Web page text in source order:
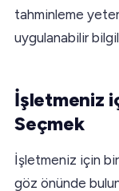
tahminleme
uygulanabilir
İşletmeniz
Seçmek
İşletmeniz için
göz önünde